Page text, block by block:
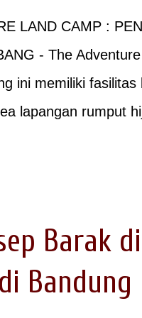
Kamar Mandi -
/ ACARA YANG
acara
mulai dari kegi...
LAND CAMP :
- The
ini memiliki
lapangan rumput
memberikan
dengan
- Employee
Barak di
Bandung